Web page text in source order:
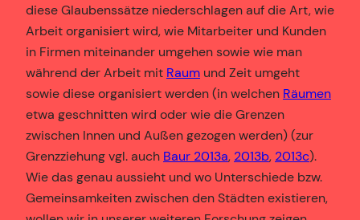
diese Glaubenssätze niederschlagen auf die Art, wie
Arbeit organisiert wird, wie Mitarbeiter und Kunden
in Firmen miteinander umgehen sowie wie man
während der Arbeit mit Raum und Zeit umgeht
sowie diese organisiert werden (in welchen Räumen
etwa geschnitten wird oder wie die Grenzen
zwischen Innen und Außen gezogen werden) (zur
Grenzziehung vgl. auch Baur 2013a, 2013b, 2013c).
Wie das genau aussieht und wo Unterschiede bzw.
Gemeinsamkeiten zwischen den Städten existieren,